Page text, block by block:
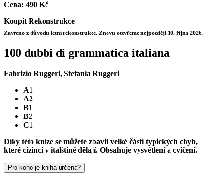
Cena: 490 Kč
Koupit Rekonstrukce
Zavřeno z důvodu letní rekonstrukce. Znovu otevřeme nejpozději 10. října 2026.
100 dubbi di grammatica italiana
Fabrizio Ruggeri, Stefania Ruggeri
A1
A2
B1
B2
C1
Díky této knize se můžete zbavit velké části typických chyb,
které cizinci v italštině dělají. Obsahuje vysvětlení a cvičení.
Pro koho je kniha určena?